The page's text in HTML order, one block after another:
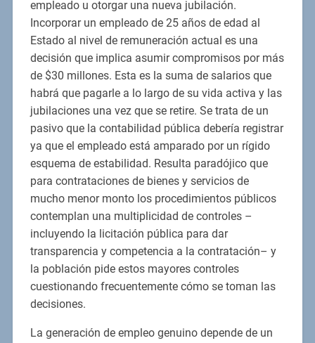
empleado u otorgar una nueva jubilación.
Incorporar un empleado de 25 años de edad al
Estado al nivel de remuneración actual es una
decisión que implica asumir compromisos por más
de $30 millones. Esta es la suma de salarios que
habrá que pagarle a lo largo de su vida activa y las
jubilaciones una vez que se retire. Se trata de un
pasivo que la contabilidad pública debería registrar
ya que el empleado está amparado por un rígido
esquema de estabilidad. Resulta paradójico que
para contrataciones de bienes y servicios de
mucho menor monto los procedimientos públicos
contemplan una multiplicidad de controles –
incluyendo la licitación pública para dar
transparencia y competencia a la contratación– y
la población pide estos mayores controles
cuestionando frecuentemente cómo se toman las
decisiones.
La generación de empleo genuino depende de un